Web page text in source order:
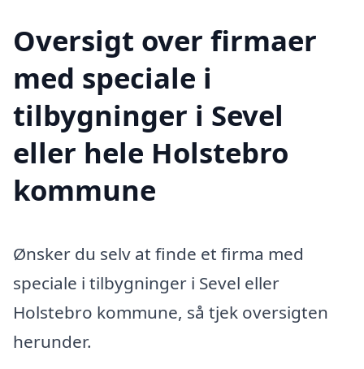
Oversigt over firmaer
med speciale i
tilbygninger i Sevel
eller hele Holstebro
kommune
Ønsker du selv at finde et firma med
speciale i tilbygninger i Sevel eller
Holstebro kommune, så tjek oversigten
herunder.